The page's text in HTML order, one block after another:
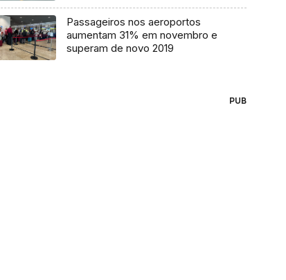
Passageiros nos aeroportos
aumentam 31% em novembro e
superam de novo 2019
PUB